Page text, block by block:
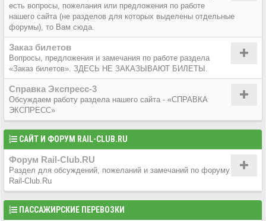
есть вопросы, пожелания или предложения по работе
нашего сайта (не разделов для которых выделены отдельные
форумы), то Вам сюда.
Заказ билетов
Вопросы, предложения и замечания по работе раздела
«Заказ билетов». ЗДЕСЬ НЕ ЗАКАЗЫВАЮТ БИЛЕТЫ.
Справка Экспресс-3
Обсуждаем работу раздела нашего сайта - «СПРАВКА
ЭКСПРЕСС»
САЙТ И ФОРУМ RAIL-CLUB.RU
Форум Rail-Club.RU
Раздел для обсуждений, пожеланий и замечаний по форуму
Rail-Club.Ru
ПАССАЖИРСКИЕ ПЕРЕВОЗКИ